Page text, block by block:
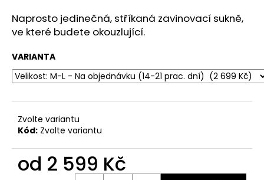
Naprosto jedinečná, stříkaná zavinovací sukně,
ve které budete okouzlující.
VARIANTA
Zvolte variantu
Kód: Zvolte variantu
od 2 599 Kč
HLEDAT
D
p
o
u
u